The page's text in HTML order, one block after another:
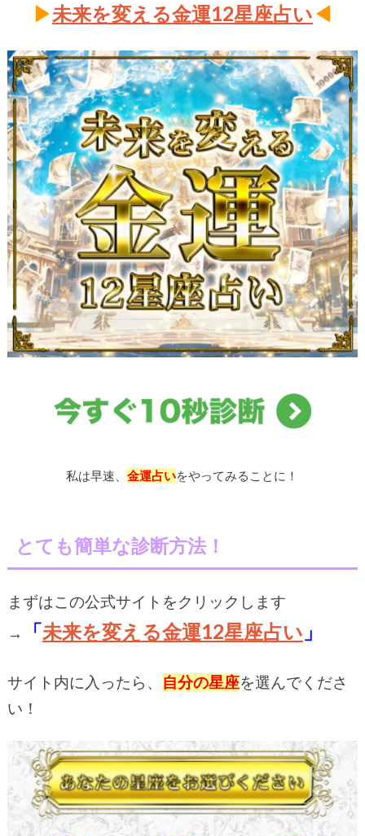
▶未来を変える金運12星座占い◀
私は早速、金運占いをやってみることに！
とても簡単な診断方法！
まずはこの公式サイトをクリックします
→
「未来を変える金運12星座占い 」
サイト内に入ったら、 自分の星座を選んでくださ
い！